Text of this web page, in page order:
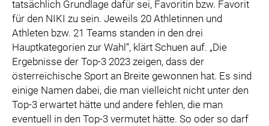
tatsächlich Grundlage dafür sei, Favoritin bzw. Favorit
für den NIKI zu sein. Jeweils 20 Athletinnen und
Athleten bzw. 21 Teams standen in den drei
Hauptkategorien zur Wahl“, klärt Schuen auf. „Die
Ergebnisse der Top-3 2023 zeigen, dass der
österreichische Sport an Breite gewonnen hat. Es sind
einige Namen dabei, die man vielleicht nicht unter den
Top-3 erwartet hätte und andere fehlen, die man
eventuell in den Top-3 vermutet hätte. So oder so darf